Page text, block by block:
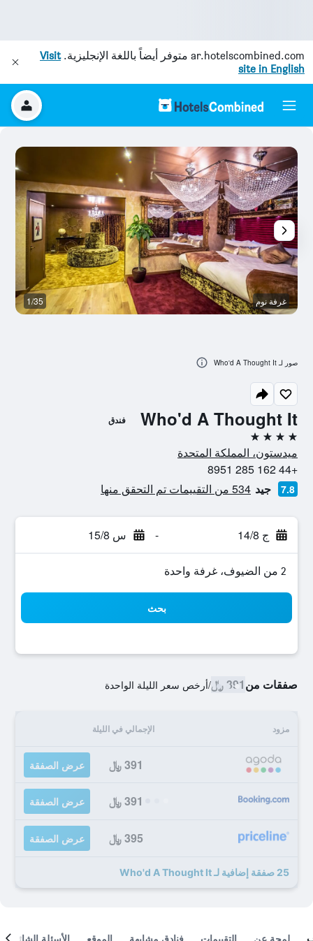
ar.hotelscombined.com متوفر أيضاً باللغة الإنجليزية.Visit
site in English
Who'd A Thought It فندق
4 نجوم
ميدستون، المملكة المتحدة
+44 162 285 8951
7.8 جيد 534 من التقييمات تم التحقق منها
ج 14/8 - س 15/8
2 من الضيوف، غرفة واحدة
بحث
صفقات من391 ﷼ /أرخص سعر الليلة الواحدة
مزود الإجمالي في الليلة
391 ﷼ عرض الصفقة
391 ﷼ عرض الصفقة
395 ﷼ عرض الصفقة
25 صفقة إضافية لـ Who'd A Thought It
غرفة نوم 1/35
صور لـ Who'd A Thought It
لمحة عن التقييمات فنادق مشابهة الموقع الأسئلة الشائعة